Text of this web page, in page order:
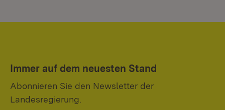
Immer auf dem neuesten Stand
Abonnieren Sie den Newsletter der
Landesregierung.